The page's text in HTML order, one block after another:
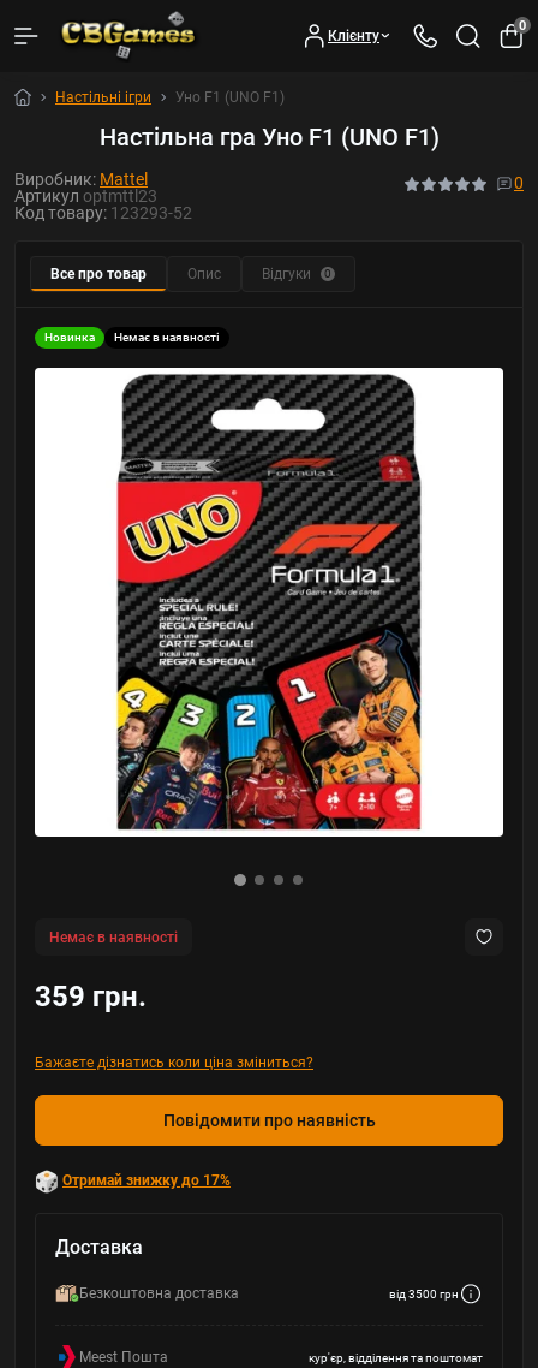
Клієнту
0
Настільні ігри Уно F1 (UNO F1)
Настільна гра Уно F1 (UNO F1)
Виробник: Mattel
Артикул optmttl23
Код товару: 123293-52
0
Все про товар Опис Відгуки 0
Новинка Немає в наявності
Немає в наявності
359 грн.
Бажаєте дізнатись коли ціна зміниться?
Повідомити про наявність
Отримай знижку до 17%
Доставка
Безкоштовна доставка від 3500 грн
Meest Пошта кур'єр, відділення та поштомат